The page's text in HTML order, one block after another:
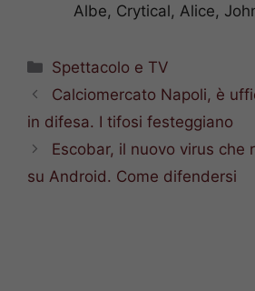
Albe, Crytical, Alice,
Categorie
Spettacolo e TV
Calciomercato Napoli, è
in difesa. I tifosi festeggiano
Escobar, il nuovo virus che
su Android. Come difendersi